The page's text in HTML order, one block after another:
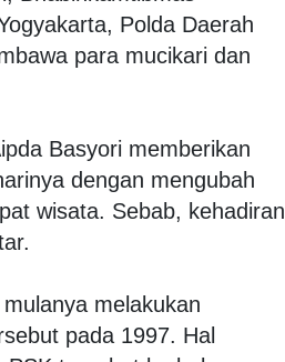
Polda Daerah
para mucikari dan
Basyori memberikan
dengan mengubah
wisata. Sebab, kehadiran
melakukan
pada 1997. Hal